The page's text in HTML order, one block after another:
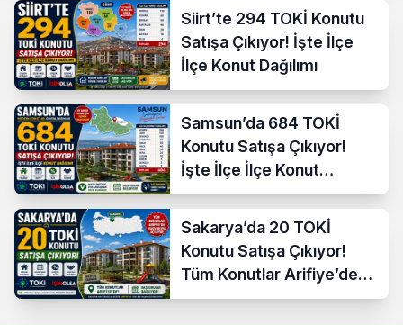
Siirt’te 294 TOKİ Konutu
Satışa Çıkıyor! İşte İlçe
İlçe Konut Dağılımı
Samsun’da 684 TOKİ
Konutu Satışa Çıkıyor!
İşte İlçe İlçe Konut
Dağılımı
Sakarya’da 20 TOKİ
Konutu Satışa Çıkıyor!
Tüm Konutlar Arifiye’de
Başvuruya Açılıyor